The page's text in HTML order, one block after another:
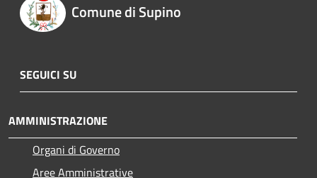
Comune di Supino
SEGUICI SU
AMMINISTRAZIONE
Organi di Governo
Aree Amministrative